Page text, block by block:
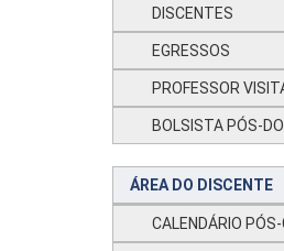
DISCENTES
EGRESSOS
PROFESSOR
BOLSISTA PÓS-
ÁREA DO DISCENTE
CALENDÁRIO